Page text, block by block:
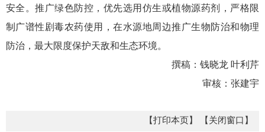
安全。推广绿色防控，优先选用仿生或植物源药剂，严格限
制广谱性剧毒农药使用，在水源地周边推广生物防治和物理
防治，最大限度保护天敌和生态环境。
撰稿：钱晓龙 叶利芹
审核：张建宇
【打印本页】 【关闭窗口】